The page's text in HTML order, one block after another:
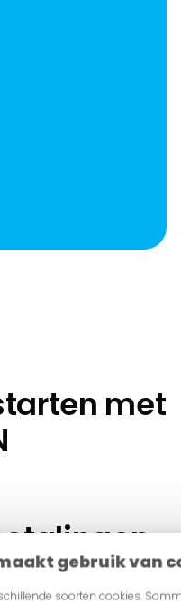
gebruik van
soorten cookies.
met